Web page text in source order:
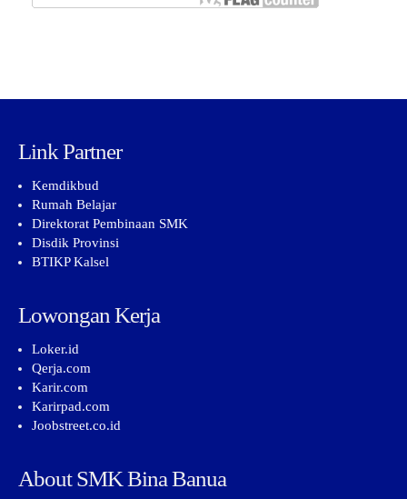
Link Partner
Kemdikbud
Rumah Belajar
Direktorat Pembinaan SMK
Disdik Provinsi
BTIKP Kalsel
Lowongan Kerja
Loker.id
Qerja.com
Karir.com
Karirpad.com
Joobstreet.co.id
About SMK Bina Banua